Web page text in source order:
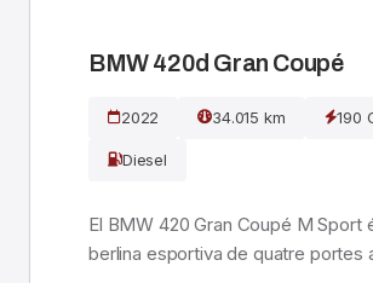
BMW 420d Gran Coupé
2022 34.015 km 190
Diesel
El BMW 420 Gran Coupé M Sport
berlina esportiva de quatre portes